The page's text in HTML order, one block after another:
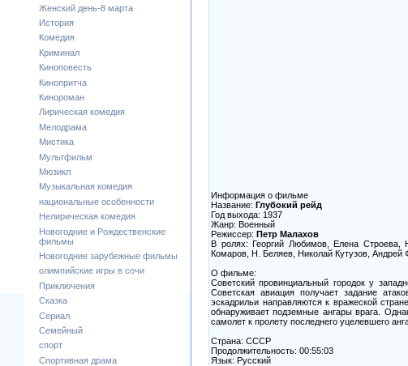
Женский день-8 марта
История
Комедия
Криминал
Киноповесть
Кинопритча
Кинороман
Лирическая комедия
Мелодрама
Мистика
Мультфильм
Мюзикл
Музыкальная комедия
национальные особенности
Нелирическая комедия
Новогодние и Рождественские
фильмы
Новогодние зарубежные фильмы
олимпийские игры в сочи
Приключения
Сказка
Сериал
Семейный
спорт
Спортивная драма
Информация о фильме
Название: Глубокий рейд
Год выхода: 1937
Жанр: Военный
Режиссер: Петр Малахов
В ролях: Георгий Любимов, Елена Строева,
Комаров, Н. Беляев, Николай Кутузов, Андрей
О фильме:
Советский провинциальный городок у
Советская авиация получает задание
эскадрильи направляются к вражеской
обнаруживает подземные ангары врага.
самолет к пролету последнего уцелевшего
Страна: СССР
Продолжительность: 00:55:03
Язык: Русский